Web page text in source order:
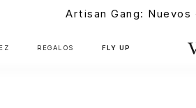
Artisan Gang:
REGALOS FLY UP